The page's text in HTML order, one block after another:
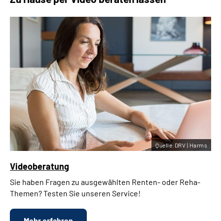
Videoberatung
Sie haben Fragen zu ausgewählten Renten- oder Reha-
Themen? Testen Sie unseren Service!
Quelle:DRV | Harms